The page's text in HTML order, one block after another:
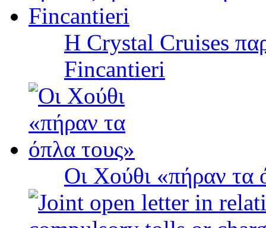
Η Crystal Cruises
Fincantieri
Οι Χούθι «πήραν τα